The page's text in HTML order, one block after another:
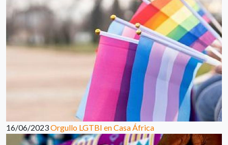
16/06/2023Orgullo LGTBI en Casa África